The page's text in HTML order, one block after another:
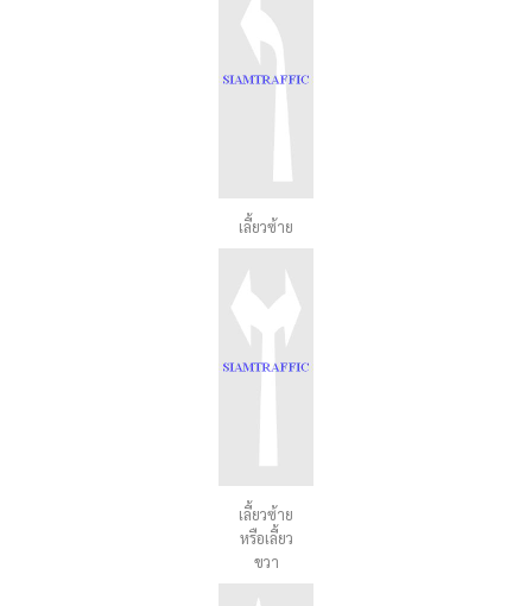
เลี้ยวซ้าย
เลี้ยวซ้าย
หรือเลี้ยว
ขวา